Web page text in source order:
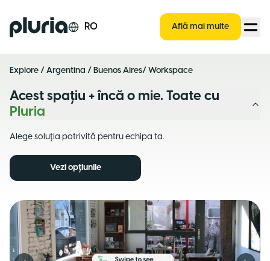
Logo Pluria RO Află mai multe
Explore / Argentina / Buenos Aires/ Workspace
Acest spațiu + încă o mie. Toate cu
Pluria
Alege soluția potrivită pentru echipa ta.
Vezi opțiunile